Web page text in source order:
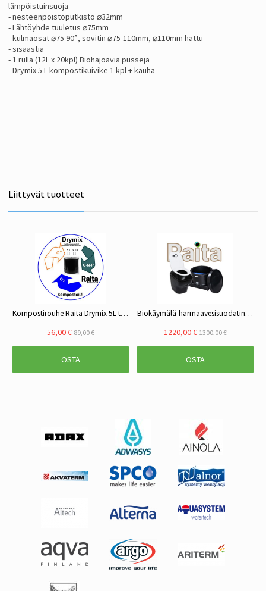
lämpöistuinsuoja
- nesteenpoistoputkisto ⌀32mm
- Lähtöyhde tuuletus ⌀75mm
- kulmaosat ⌀75 90°, sovitin ⌀75-110mm, ⌀110mm hattu
- sisäastia
- 1 rulla (12L x 20kpl) Biohajoavia pusseja
- Drymix 5 L kompostikuivike 1 kpl + kauha
Liittyvät tuotteet
Kompostirouhe Raita Drymix 5L tai 20L
56,00 € 89,00 €
OSTA
Biokäymälä-harmaavesisuodatinpaketti (S) Raita Mini ja Biobox M
1220,00 € 1300,00 €
OSTA